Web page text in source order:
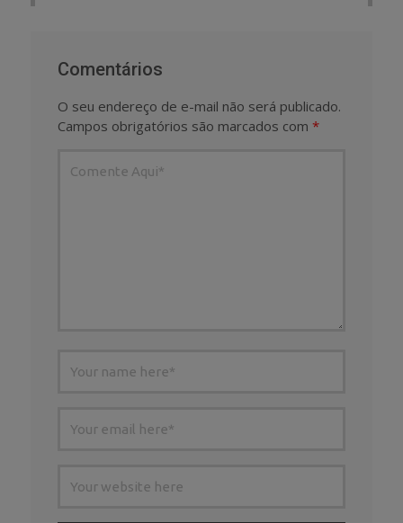
Comentários
O seu endereço de e-mail não será publicado.
Campos obrigatórios são marcados com *